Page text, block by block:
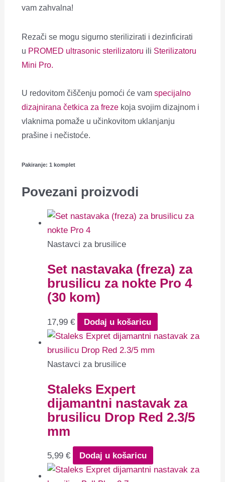
vam zahvalna!
Rezači se mogu sigurno sterilizirati i dezinficirati
u PROMED ultrasonic sterilizatoru ili Sterilizatoru
Mini Pro.
U redovitom čiščenju pomoći će vamspecijalno
dizajnirana četkica za freze koja svojim dizajnom i
vlaknima pomaže u učinkovitom uklanjanju
prašine i nečistoće.
Pakiranje: 1 komplet
Povezani proizvodi
Nastavci za brusilice
Set nastavaka (freza) za
brusilicu za nokte Pro 4
(30 kom)
17,99€ Dodaj u košaricu
Nastavci za brusilice
Staleks Expert
dijamantni nastavak za
brusilicu Drop Red 2.3/5
mm
5,99€ Dodaj u košaricu